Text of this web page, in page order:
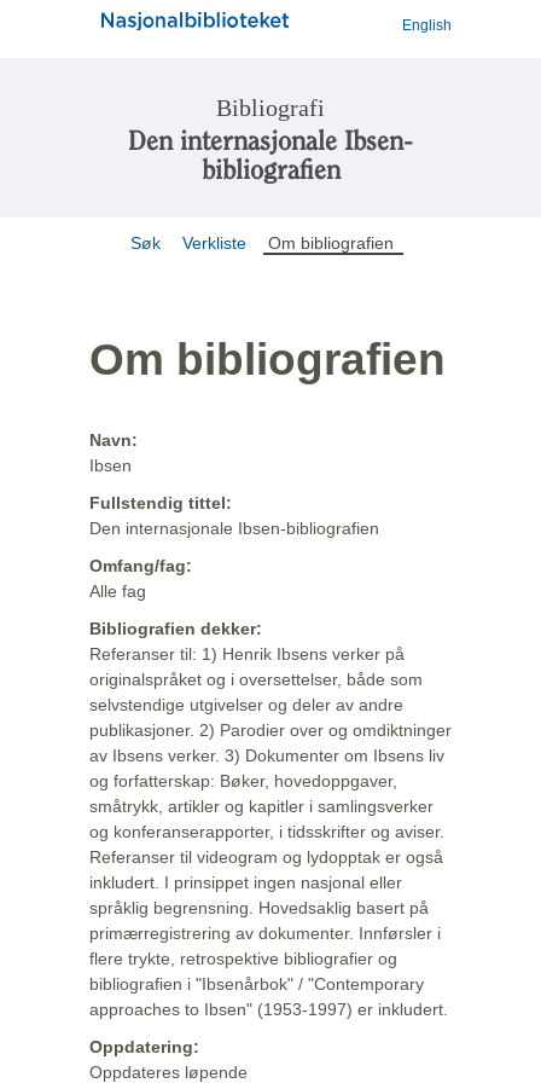
English
Bibliografi
Den internasjonale Ibsen-
bibliografien
Søk Verkliste Om bibliografien
Om bibliografien
Navn:
Ibsen
Fullstendig tittel:
Den internasjonale Ibsen-bibliografien
Omfang/fag:
Alle fag
Bibliografien dekker:
Referanser til: 1) Henrik Ibsens verker på
originalspråket og i oversettelser, både som
selvstendige utgivelser og deler av andre
publikasjoner. 2) Parodier over og omdiktninger
av Ibsens verker. 3) Dokumenter om Ibsens liv
og forfatterskap: Bøker, hovedoppgaver,
småtrykk, artikler og kapitler i samlingsverker
og konferanserapporter, i tidsskrifter og aviser.
Referanser til videogram og lydopptak er også
inkludert. I prinsippet ingen nasjonal eller
språklig begrensning. Hovedsaklig basert på
primærregistrering av dokumenter. Innførsler i
flere trykte, retrospektive bibliografier og
bibliografien i "Ibsenårbok" / "Contemporary
approaches to Ibsen" (1953-1997) er inkludert.
Oppdatering:
Oppdateres løpende